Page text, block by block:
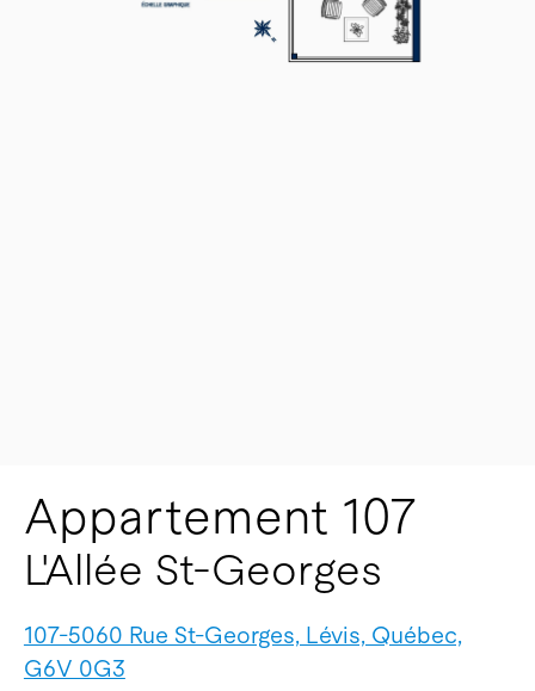
Appartement 107
L'Allée St-Georges
107-5060 Rue St-Georges, Lévis, Québec,
G6V 0G3